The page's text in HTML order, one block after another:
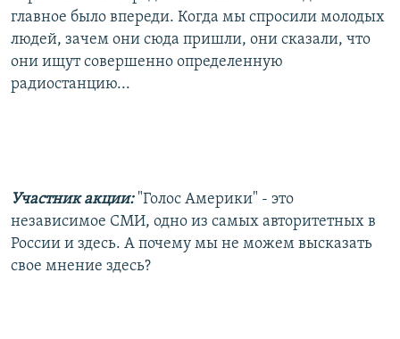
главное было впереди. Когда мы спросили молодых
людей, зачем они сюда пришли, они сказали, что
они ищут совершенно определенную
радиостанцию...
Участник акции: "Голос Америки" - это
независимое СМИ, одно из самых авторитетных в
России и здесь. А почему мы не можем высказать
свое мнение здесь?